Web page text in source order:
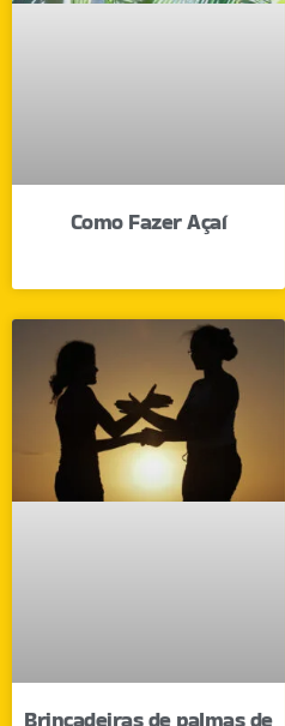
Como Fazer Açaí
Brincadeiras de palmas de